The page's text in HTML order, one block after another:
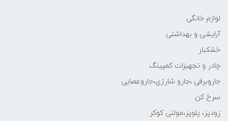
لوازم خانگی
آرایشی و بهداشتی
خشکبار
چادر و تجهیزات کمپینگ
جاروبرقی ،جارو شارژی،جاروعصایی
سرخ کن
زودپز، پلوپز،مولتی کوکر